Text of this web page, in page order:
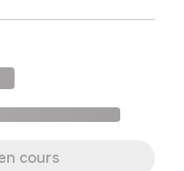
cours